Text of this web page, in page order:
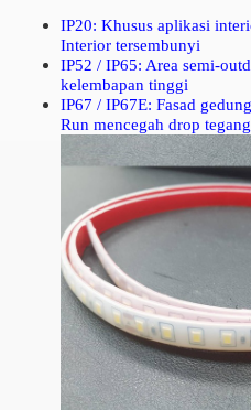
IP20: Khusus aplikasi
Interior tersembunyi
IP52 / IP65: Area semi-
kelembapan tinggi
IP67 / IP67E: Fasad
Run mencegah drop